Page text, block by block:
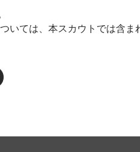
ては、本スカウトでは含ま